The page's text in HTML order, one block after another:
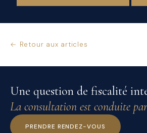
← Retour aux articles
Une question de fiscalité
La consultation est conduite
PRENDRE RENDEZ-VOUS